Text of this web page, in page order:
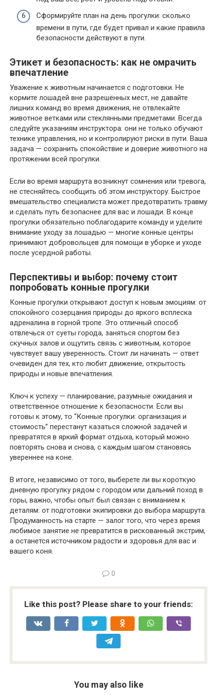
Сформируйте план на день прогулки: сколько
времени в пути, где будет привал и какие правила
безопасности действуют в пути.
Этикет и безопасность: как не омрачить
впечатление
Уважение к животным начинается с подготовки. Не
кормите лошадей вне разрешённых мест, не давайте
лишних команд во время движения, не отвлекайте
животное ветками или стеклянными предметами. Всегда
следуйте указаниям инструктора: они не только обучают
технике управления, но и контролируют риски в пути. Ваша
задача — сохранить спокойствие и доверие животного на
протяжении всей прогулки.
Если во время маршрута возникнут сомнения или тревога,
не стесняйтесь сообщить об этом инструктору. Быстрое
вмешательство специалиста может предотвратить травму
и сделать путь безопаснее для вас и лошади. В конце
прогулки обязательно поблагодарите команду и уделите
внимание уходу за лошадью — многие конные центры
принимают добровольцев для помощи в уборке и уходе
после усердной работы.
Перспективы и выбор: почему стоит
попробовать конные прогулки
Конные прогулки открывают доступ к новым эмоциям: от
спокойного созерцания природы до яркого всплеска
адреналина в горной тропе. Это отличный способ
отвлечься от суеты города, заняться спортом без
скучных залов и ощутить связь с животным, которое
чувствует вашу уверенность. Стоит ли начинать — ответ
очевиден для тех, кто любит движение, открытость
природы и новые впечатления.
Ключ к успеху — планирование, разумные ожидания и
ответственное отношение к безопасности. Если вы
готовы к этому, то “Конные прогулки: организация и
стоимость” перестанут казаться сложной задачей и
превратятся в яркий формат отдыха, который можно
повторять снова и снова, с каждым шагом становясь
увереннее на коне.
В итоге, независимо от того, выберете ли вы короткую
дневную прогулку рядом с городом или дальний поход в
горы, важно, чтобы опыт был связан с вниманием к
деталям: от подготовки экипировки до выбора маршрута.
Продуманность на старте — залог того, что через время
любимое занятие не превратится в рискованный экстрим,
а останется источником радости и здоровья для вас и
вашего коня.
0
Like this post? Please share to your friends:
You may also like